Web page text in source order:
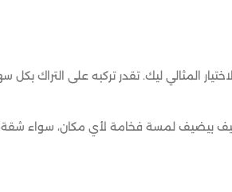
المثالي ليك. تقدر تركبه على التراك
بيضيف لمسة فخامة لأي مكان، سواء